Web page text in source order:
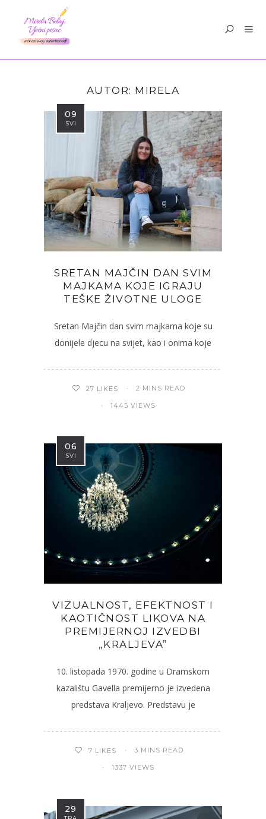
AUTOR: MIRELA
09
SVI
SRETAN MAJČIN DAN SVIM
MAJKAMA KOJE IGRAJU
TEŠKE ŽIVOTNE ULOGE
Sretan Majčin dan svim majkama koje su
donijele djecu na svijet, kao i onima koje
27 LIKES 2 MINS READ
1445 VIEWS
06
SVI
VIZUALNOST, EFEKTNOST I
KAOTIČNOST LIKOVA NA
PREMIJERNOJ IZVEDBI
„KRALJEVA”
10. listopada 1970. godine u Dramskom
kazalištu Gavella premijerno je izvedena
predstava Kraljevo. Predstavu je
7 LIKES 3 MINS READ
1337 VIEWS
29